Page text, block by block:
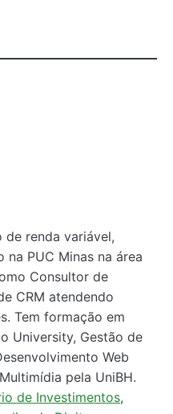
de renda variável,
PUC Minas na área
Consultor de
CRM atendendo
Tem formação em
University, Gestão de
Web
pela UniBH.
de Investimentos,